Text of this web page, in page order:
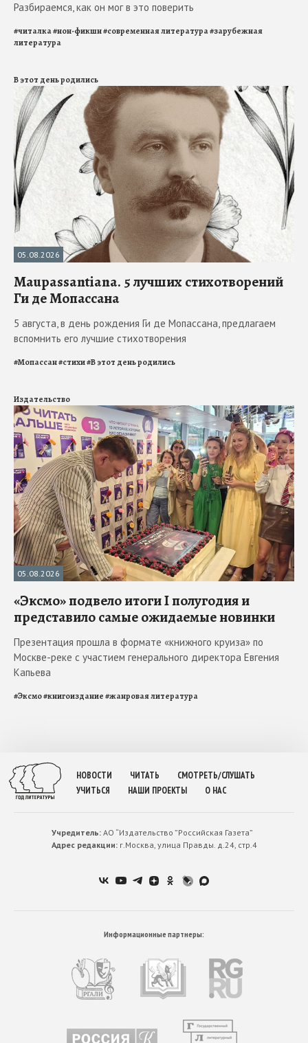
Разбираемся, как он мог в это поверить
#читалка#нон-фикшн#современная литература#зарубежная
литература
В этот день родились
05.08.2026
Maupassantiana. 5 лучших стихотворений
Ги де Мопассана
5 августа, в день рождения Ги де Мопассана, предлагаем
вспомнить его лучшие стихотворения
#Мопассан#стихи#В этот день родились
Издательство
05.08.2026
«Эксмо» подвело итоги I полугодия и
представило самые ожидаемые новинки
Презентация прошла в формате «книжного круиза» по
Москве-реке с участием генерального директора Евгения
Капьева
#Эксмо#книгоиздание#жанровая литература
НОВОСТИ ЧИТАТЬ
СМОТРЕТЬ/СЛУШАТЬ
УЧИТЬСЯ
НАШИ ПРОЕКТЫ О НАС
Учредитель:АО “Издательство ”Российская Газета”
Адрес редакции:г.Москва, улица Правды. д.24, стр.4
Информационные партнеры: